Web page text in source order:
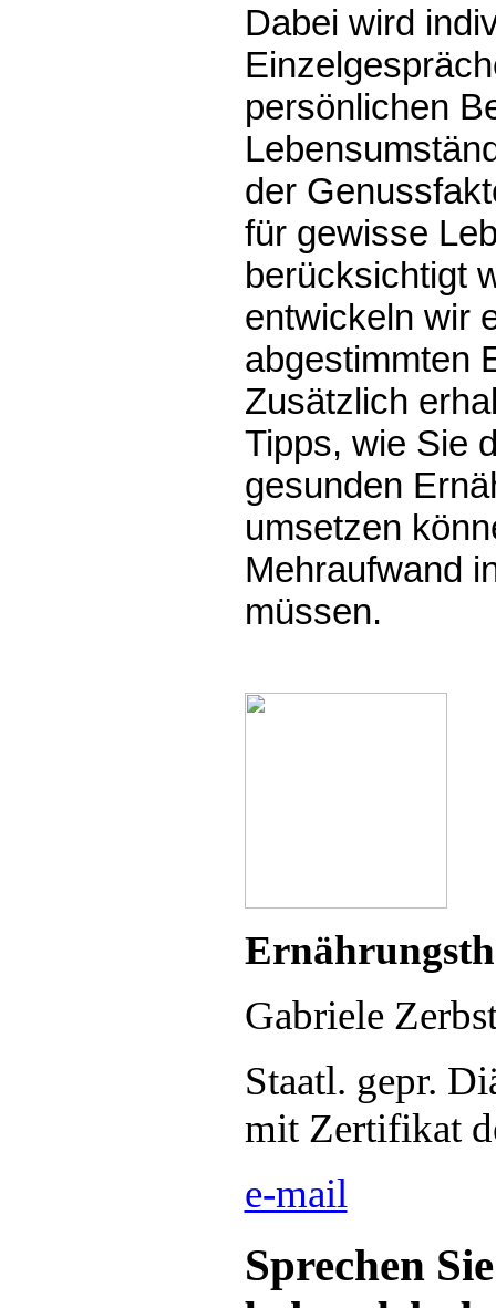
Dabei wird
persönlichen
der
für gewisse
berücksichtigt
entwickeln wir
abgestimmten
Zusätzlich
Tipps, wie Sie
gesunden
umsetzen
Mehraufwand
müssen.
Gabriele
Staatl. gepr.
mit Zertifikat
e-mail
Sprechen